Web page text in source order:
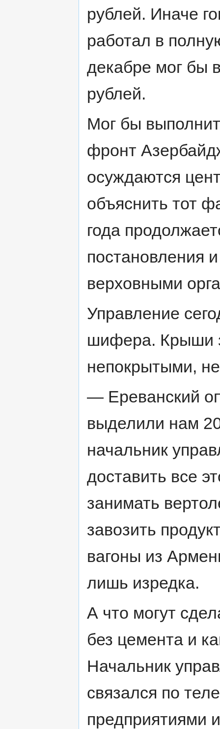
рублей. Иначе
работал в
декабре мог бы
рублей.
Мог бы
фронт
осуждаются
объяснить тот
года
постановления
верховными
Управление
шифера. Крыши
непокрытыми,
— Ереванский
выделили нам
начальник
доставить все
занимать
завозить
вагоны из
лишь изредка.
А что могут
без цемента и
Начальник
связался по
предприятиями